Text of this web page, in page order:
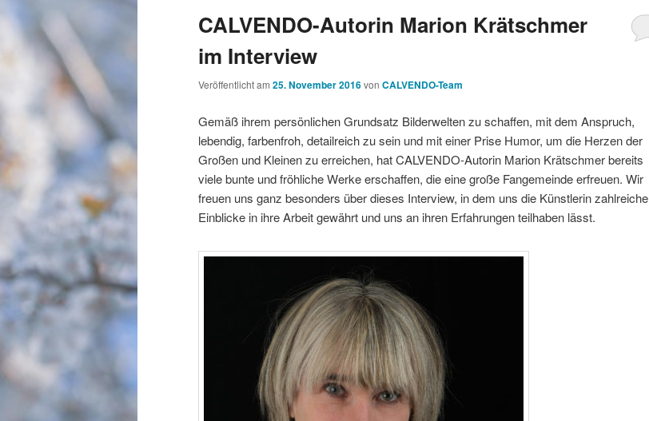
CALVENDO-Autorin Marion Krätschmer
im Interview
Veröffentlicht am 25. November 2016von CALVENDO-Team
Gemäß ihrem persönlichen Grundsatz Bilderwelten zu schaffen, mit dem Anspruch,
lebendig, farbenfroh, detailreich zu sein und mit einer Prise Humor, um die Herzen der
Großen und Kleinen zu erreichen, hat CALVENDO-Autorin Marion Krätschmer bereits
viele bunte und fröhliche Werke erschaffen, die eine große Fangemeinde erfreuen. Wir
freuen uns ganz besonders über dieses Interview, in dem uns die Künstlerin zahlreiche
Einblicke in ihre Arbeit gewährt und uns an ihren Erfahrungen teilhaben lässt.